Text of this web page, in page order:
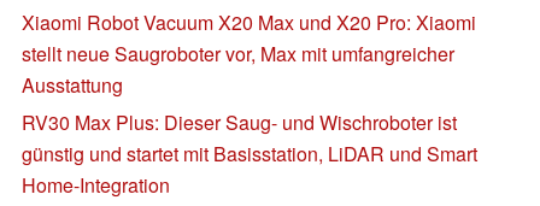
Xiaomi Robot Vacuum X20 Max und X20 Pro: Xiaomi
stellt neue Saugroboter vor, Max mit umfangreicher
Ausstattung
RV30 Max Plus: Dieser Saug- und Wischroboter ist
günstig und startet mit Basisstation, LiDAR und Smart
Home-Integration